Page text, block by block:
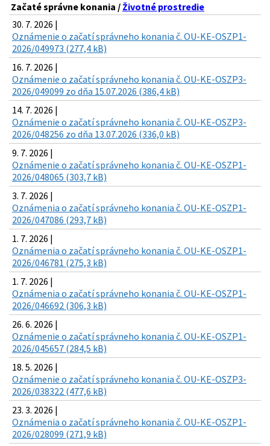
Začaté správne konania / Životné prostredie
30. 7. 2026 |
Oznámenie o začatí správneho konania č. OU-KE-OSZP1-
2026/049973 (277,4 kB)
16. 7. 2026 |
Oznámenie o začatí správneho konania č. OU-KE-OSZP3-
2026/049099 zo dňa 15.07.2026 (386,4 kB)
14. 7. 2026 |
Oznámenie o začatí správneho konania č. OU-KE-OSZP3-
2026/048256 zo dňa 13.07.2026 (336,0 kB)
9. 7. 2026 |
Oznámenie o začatí správneho konania č. OU-KE-OSZP1-
2026/048065 (303,7 kB)
3. 7. 2026 |
Oznámenia o začatí správneho konania č. OU-KE-OSZP1-
2026/047086 (293,7 kB)
1. 7. 2026 |
Oznámenia o začatí správneho konania č. OU-KE-OSZP1-
2026/046781 (275,3 kB)
1. 7. 2026 |
Oznámenia o začatí správneho konania č. OU-KE-OSZP1-
2026/046692 (306,3 kB)
26. 6. 2026 |
Oznámenie o začatí správneho konania č. OU-KE-OSZP1-
2026/045657 (284,5 kB)
18. 5. 2026 |
Oznámenie o začatí správneho konania č. OU-KE-OSZP3-
2026/038322 (477,6 kB)
23. 3. 2026 |
Oznámenia o začatí správneho konania č. OU-KE-OSZP1-
2026/028099 (271,9 kB)